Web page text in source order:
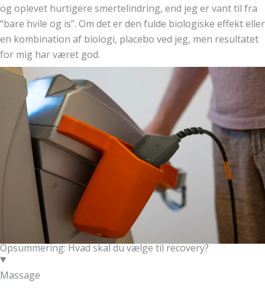
og oplevet hurtigere smertelindring, end jeg er vant til fra
“bare hvile og is”. Om det er den fulde biologiske effekt eller
en kombination af biologi, placebo ved jeg, men resultatet
for mig har været god.
Opsummering: Hvad skal du vælge til recovery?
Massage